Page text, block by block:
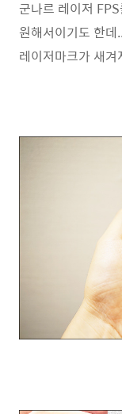
군나르 레이저
원해서이기도 한
레이저마크가 새